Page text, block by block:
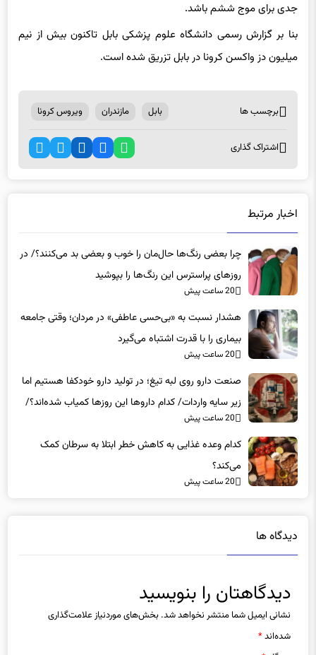
بنا بر گزارش رسمی دانشگاه علوم پزشکی بابل تاکنون بیش از نیم
میلیون دز واکسن کرونا در بابل تزریق شده است.
چرا بعضی رنگ‌ها حال‌مان را خوب و بعضی بد می‌کنند؟/ در
روزهای پراسترس این رنگ‌ها را بپوشید
20 ساعت پیش
هشدار نسبت به «بی‌حسی عاطفی» در مردان؛ وقتی جامعه
بیماری را با قدرت اشتباه می‌گیرد
20 ساعت پیش
صنعت دارو روی لبه تیغ؛ در تولید دارو خودکفا هستیم اما
زیر سایه واردات/ کدام داروها این روزها کمیاب شده‌اند؟/
«کشور سه ماه ذخیره دارویی دارد»
کدام وعده غذایی به کاهش خطر ابتلا به سرطان کمک
می‌کند؟
20 ساعت پیش
نشانی ایمیل شما منتشر نخواهد شد.بخش‌های موردنیاز علامت‌گذاری
شده‌اند*
دیدگاه*